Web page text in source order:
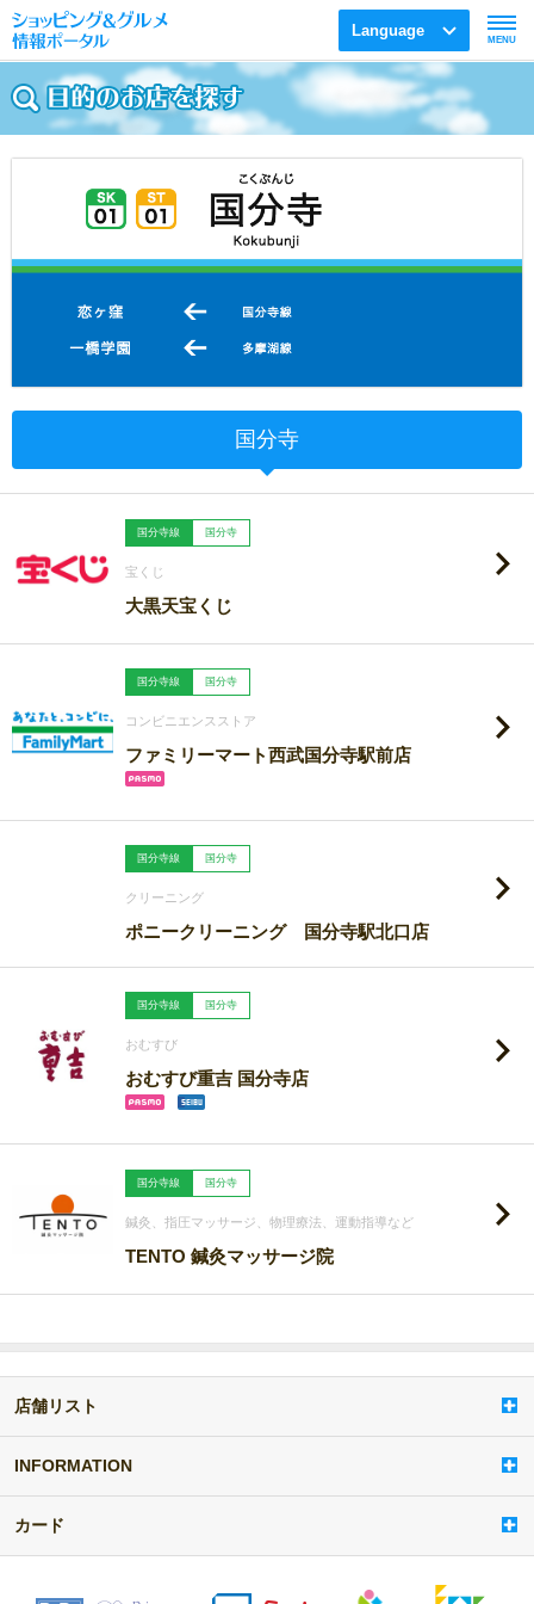
Language
MENU
国分寺
国分寺線 国分寺
宝くじ
大黒天宝くじ
国分寺線 国分寺
コンビニエンスストア
ファミリーマート西武国分寺駅前店
国分寺線 国分寺
クリーニング
ポニークリーニング 国分寺駅北口店
国分寺線 国分寺
おむすび
おむすび重吉 国分寺店
国分寺線 国分寺
鍼灸、指圧マッサージ、物理療法、運動指導など
TENTO 鍼灸マッサージ院
店舗リスト
a
d
d
e
INFORMATION
カード